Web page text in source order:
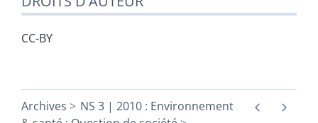
CC-BY
Archives
NS 3 | 2010 : Environnement